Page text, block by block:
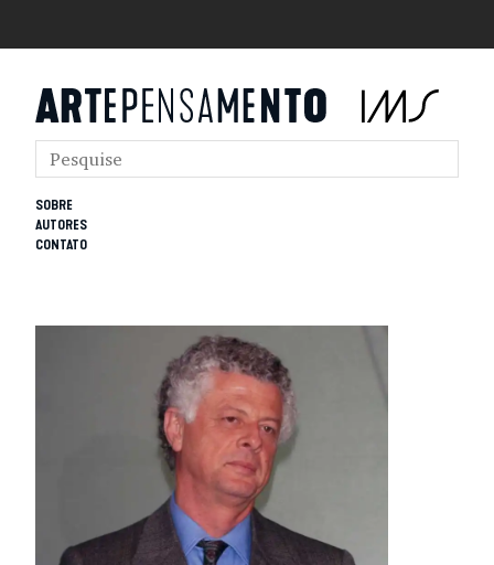
SOBRE
AUTORES
CONTATO